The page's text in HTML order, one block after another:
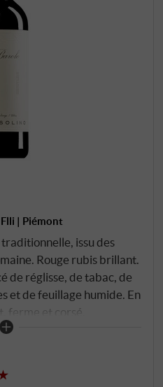
| Piémont
issu des
Rouge rubis brillant.
de réglisse, de tabac, de
et de feuillage humide. En
ferme et corsé.
sont encore
sucrée, élégante
indiscutable